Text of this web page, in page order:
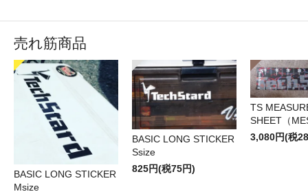
売れ筋商品
BASIC LONG STICKER
Msize
BASIC LONG STICKER
Ssize
825円(税75円)
TS
SHEET（
3,080円(税